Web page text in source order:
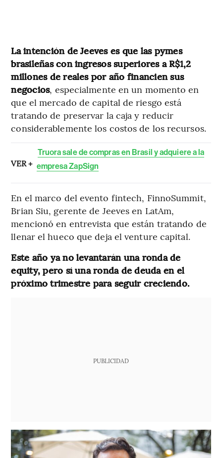
La intención de Jeeves es que las pymes
brasileñas con ingresos superiores a R$1,2
millones de reales por año financien sus
negocios, especialmente en un momento en
que el mercado de capital de riesgo está
tratando de preservar la caja y reducir
considerablemente los costos de los recursos.
VER +
Truora sale de compras en Brasil y adquiere a la
empresa ZapSign
En el marco del evento fintech, FinnoSummit,
Brian Siu, gerente de Jeeves en LatAm,
mencionó en entrevista que están tratando de
llenar el hueco que deja el venture capital.
Este año ya no levantarán una ronda de
equity, pero sí una ronda de deuda en el
próximo trimestre para seguir creciendo.
PUBLICIDAD